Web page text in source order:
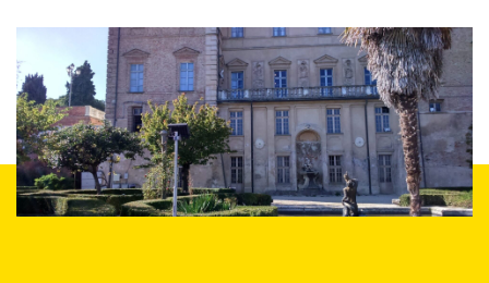
EDIZIONE 2024
PASSATE EDIZIONI
Ogni atto di
creazione è,